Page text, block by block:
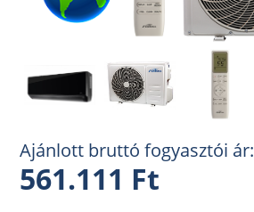
Ajánlott bruttó fogyasztói ár:
561.111 Ft